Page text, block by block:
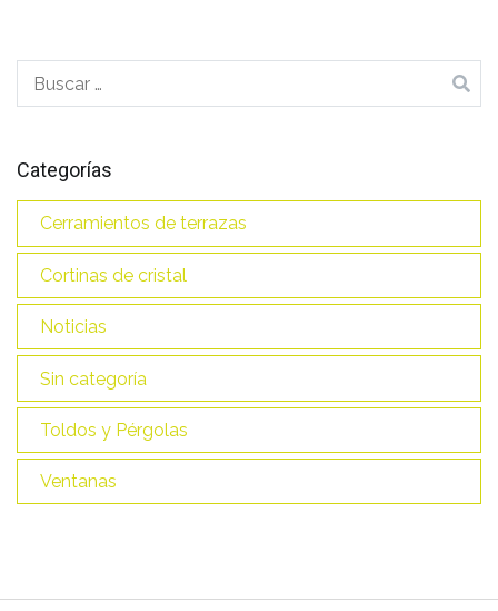
entradas
Buscar:
Categorías
Cerramientos de terrazas
Cortinas de cristal
Noticias
Sin categoría
Toldos y Pérgolas
Ventanas